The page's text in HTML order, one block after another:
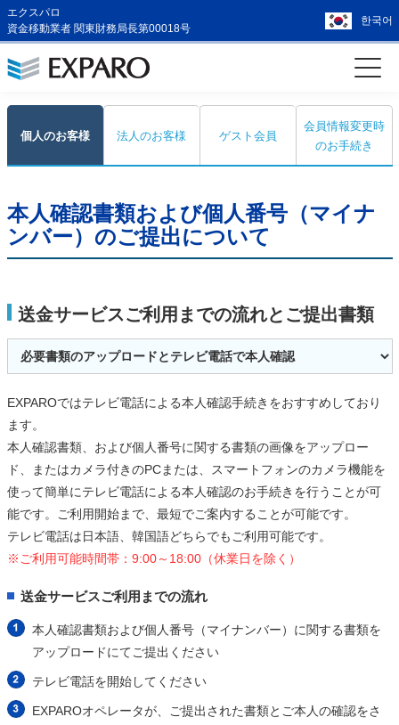
エクスパロ
資金移動業者 関東財務局長第00018号
한국어
個人のお客様 法人のお客様 ゲスト会員
会員情報変更時
のお手続き
本人確認書類および個人番号（マイナ
ンバー）のご提出について
送金サービスご利用までの流れとご提出書類
EXPAROではテレビ電話による本人確認手続きをおすすめしており
ます。
本人確認書類、および個人番号に関する書類の画像をアップロー
ド、またはカメラ付きのPCまたは、スマートフォンのカメラ機能を
使って簡単にテレビ電話による本人確認のお手続きを行うことが可
能です。ご利用開始まで、最短でご案内することが可能です。
テレビ電話は日本語、韓国語どちらでもご利用可能です。
※ご利用可能時間帯：9:00～18:00（休業日を除く）
送金サービスご利用までの流れ
本人確認書類および個人番号（マイナンバー）に関する書類を
アップロードにてご提出ください
テレビ電話を開始してください
EXPAROオペレータが、ご提出された書類とご本人の確認をさ